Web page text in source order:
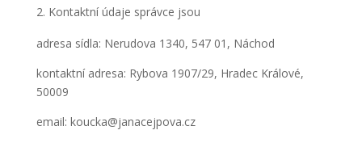
Kontaktní údaje správce jsou
adresa sídla: Nerudova 1340, 547 01, Náchod
kontaktní adresa: Rybova 1907/29, Hradec Králové,
50009
email: koucka@janacejpova.cz
Nezbytné
Tyto
soubory
cookie
nejsou
Jsou